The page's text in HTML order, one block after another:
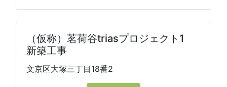
（仮称）茗荷谷triasプロジェクト1
新築工事
文京区大塚三丁目18番2